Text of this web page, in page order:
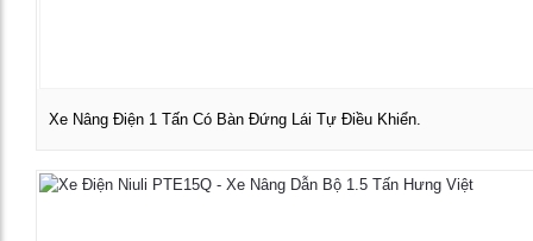
Xem chi tiết
Xe Nâng Điện 1 Tấn Có Bàn Đứng Lái Tự Điều Khiển.